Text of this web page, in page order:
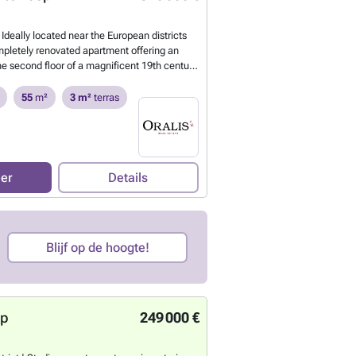
located near the European districts
renovated apartment offering an
second floor of a magnificent 19th century
kitchen, a beautiful bedroom with
Fully furnished with quality finishes.
55 m² 3 m² terras
Details
Blijf op de hoogte!
249 000 €